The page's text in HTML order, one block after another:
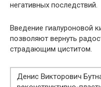
негативных последствий.
Введение гиалуроновой
позволяют вернуть
страдающим циститом.
Денис Викторович